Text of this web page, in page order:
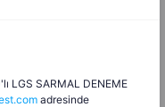
LGS SARMAL DENEME
adresinde